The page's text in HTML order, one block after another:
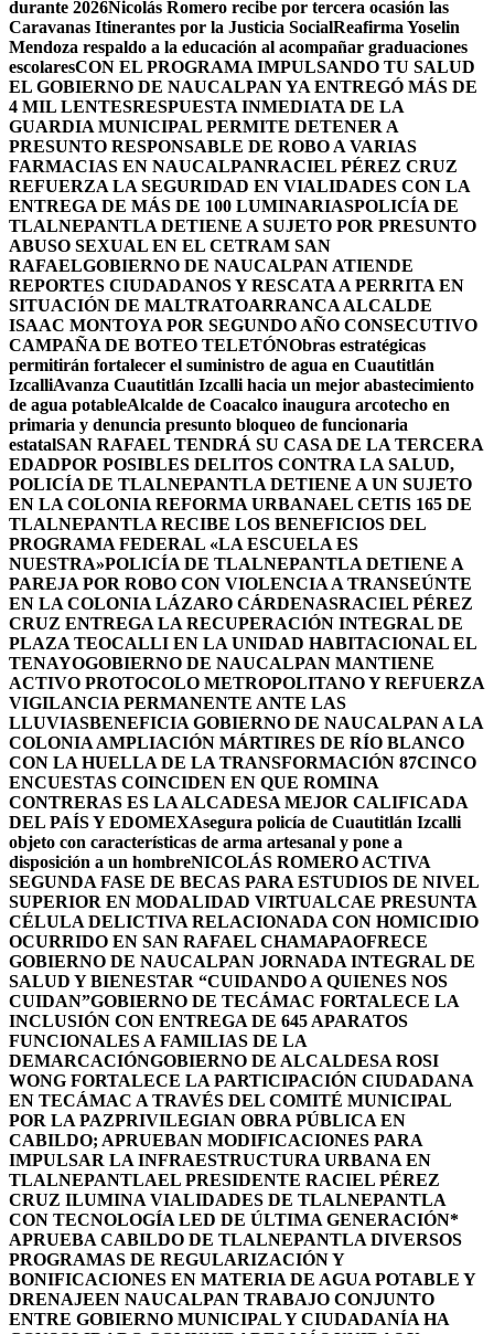
durante 2026Nicolás Romero recibe por tercera ocasión las
Caravanas Itinerantes por la Justicia SocialReafirma Yoselin
Mendoza respaldo a la educación al acompañar graduaciones
escolaresCON EL PROGRAMA IMPULSANDO TU SALUD
EL GOBIERNO DE NAUCALPAN YA ENTREGÓ MÁS DE
4 MIL LENTESRESPUESTA INMEDIATA DE LA
GUARDIA MUNICIPAL PERMITE DETENER A
PRESUNTO RESPONSABLE DE ROBO A VARIAS
FARMACIAS EN NAUCALPANRACIEL PÉREZ CRUZ
REFUERZA LA SEGURIDAD EN VIALIDADES CON LA
ENTREGA DE MÁS DE 100 LUMINARIASPOLICÍA DE
TLALNEPANTLA DETIENE A SUJETO POR PRESUNTO
ABUSO SEXUAL EN EL CETRAM SAN
RAFAELGOBIERNO DE NAUCALPAN ATIENDE
REPORTES CIUDADANOS Y RESCATA A PERRITA EN
SITUACIÓN DE MALTRATOARRANCA ALCALDE
ISAAC MONTOYA POR SEGUNDO AÑO CONSECUTIVO
CAMPAÑA DE BOTEO TELETÓNObras estratégicas
permitirán fortalecer el suministro de agua en Cuautitlán
IzcalliAvanza Cuautitlán Izcalli hacia un mejor abastecimiento
de agua potableAlcalde de Coacalco inaugura arcotecho en
primaria y denuncia presunto bloqueo de funcionaria
estatalSAN RAFAEL TENDRÁ SU CASA DE LA TERCERA
EDADPOR POSIBLES DELITOS CONTRA LA SALUD,
POLICÍA DE TLALNEPANTLA DETIENE A UN SUJETO
EN LA COLONIA REFORMA URBANAEL CETIS 165 DE
TLALNEPANTLA RECIBE LOS BENEFICIOS DEL
PROGRAMA FEDERAL «LA ESCUELA ES
NUESTRA»POLICÍA DE TLALNEPANTLA DETIENE A
PAREJA POR ROBO CON VIOLENCIA A TRANSEÚNTE
EN LA COLONIA LÁZARO CÁRDENASRACIEL PÉREZ
CRUZ ENTREGA LA RECUPERACIÓN INTEGRAL DE
PLAZA TEOCALLI EN LA UNIDAD HABITACIONAL EL
TENAYOGOBIERNO DE NAUCALPAN MANTIENE
ACTIVO PROTOCOLO METROPOLITANO Y REFUERZA
VIGILANCIA PERMANENTE ANTE LAS
LLUVIASBENEFICIA GOBIERNO DE NAUCALPAN A LA
COLONIA AMPLIACIÓN MÁRTIRES DE RÍO BLANCO
CON LA HUELLA DE LA TRANSFORMACIÓN 87CINCO
ENCUESTAS COINCIDEN EN QUE ROMINA
CONTRERAS ES LA ALCADESA MEJOR CALIFICADA
DEL PAÍS Y EDOMEXAsegura policía de Cuautitlán Izcalli
objeto con características de arma artesanal y pone a
disposición a un hombreNICOLÁS ROMERO ACTIVA
SEGUNDA FASE DE BECAS PARA ESTUDIOS DE NIVEL
SUPERIOR EN MODALIDAD VIRTUALCAE PRESUNTA
CÉLULA DELICTIVA RELACIONADA CON HOMICIDIO
OCURRIDO EN SAN RAFAEL CHAMAPAOFRECE
GOBIERNO DE NAUCALPAN JORNADA INTEGRAL DE
SALUD Y BIENESTAR “CUIDANDO A QUIENES NOS
CUIDAN”GOBIERNO DE TECÁMAC FORTALECE LA
INCLUSIÓN CON ENTREGA DE 645 APARATOS
FUNCIONALES A FAMILIAS DE LA
DEMARCACIÓNGOBIERNO DE ALCALDESA ROSI
WONG FORTALECE LA PARTICIPACIÓN CIUDADANA
EN TECÁMAC A TRAVÉS DEL COMITÉ MUNICIPAL
POR LA PAZPRIVILEGIAN OBRA PÚBLICA EN
CABILDO; APRUEBAN MODIFICACIONES PARA
IMPULSAR LA INFRAESTRUCTURA URBANA EN
TLALNEPANTLAEL PRESIDENTE RACIEL PÉREZ
CRUZ ILUMINA VIALIDADES DE TLALNEPANTLA
CON TECNOLOGÍA LED DE ÚLTIMA GENERACIÓN*
APRUEBA CABILDO DE TLALNEPANTLA DIVERSOS
PROGRAMAS DE REGULARIZACIÓN Y
BONIFICACIONES EN MATERIA DE AGUA POTABLE Y
DRENAJEEN NAUCALPAN TRABAJO CONJUNTO
ENTRE GOBIERNO MUNICIPAL Y CIUDADANÍA HA